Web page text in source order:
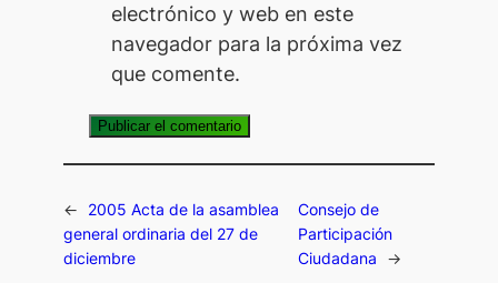
electrónico y web en este
navegador para la próxima vez
que comente.
←
2005 Acta de la asamblea
general ordinaria del 27 de
diciembre
Consejo de
Participación
Ciudadana
→